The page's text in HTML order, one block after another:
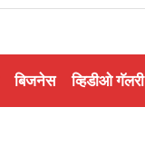
बिजनेस व्हिडीओ गॅलरी